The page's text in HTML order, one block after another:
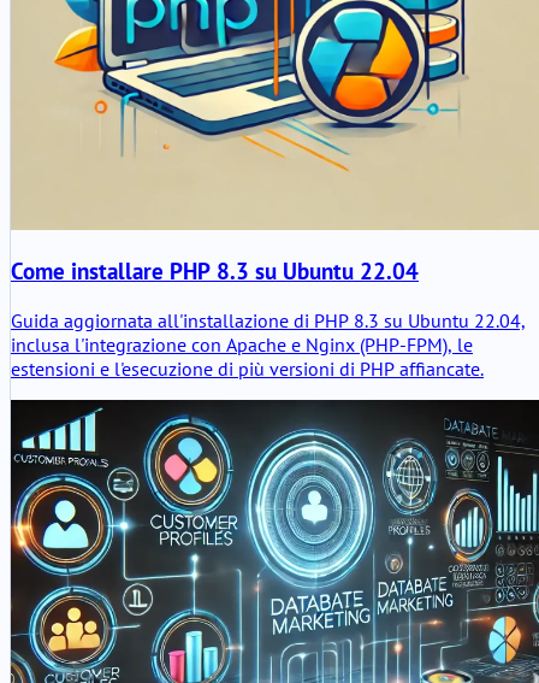
Come installare PHP 8.3 su Ubuntu 22.04
Guida aggiornata all'installazione di PHP 8.3 su Ubuntu 22.04,
inclusa l'integrazione con Apache e Nginx (PHP-FPM), le
estensioni e l'esecuzione di più versioni di PHP affiancate.